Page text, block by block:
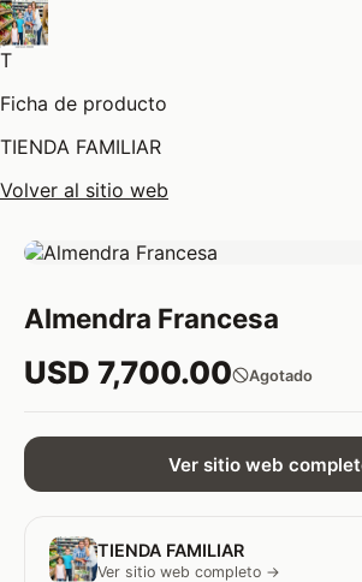
T
Ficha de producto
TIENDA FAMILIAR
Volver al sitio web
Almendra Francesa
USD 7,700.00 Agotado
Ver sitio web
TIENDA FAMILIAR
Ver sitio web completo →